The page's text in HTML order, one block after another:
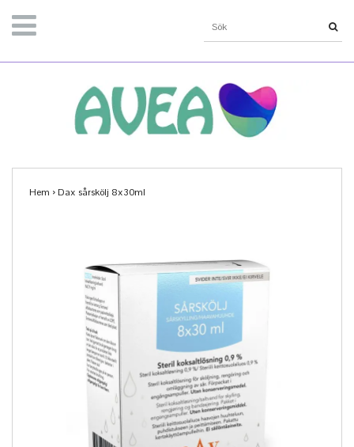
Hem › Dax sårskölj 8x30ml